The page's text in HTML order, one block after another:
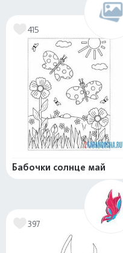
415
Бабочки солнце май
397